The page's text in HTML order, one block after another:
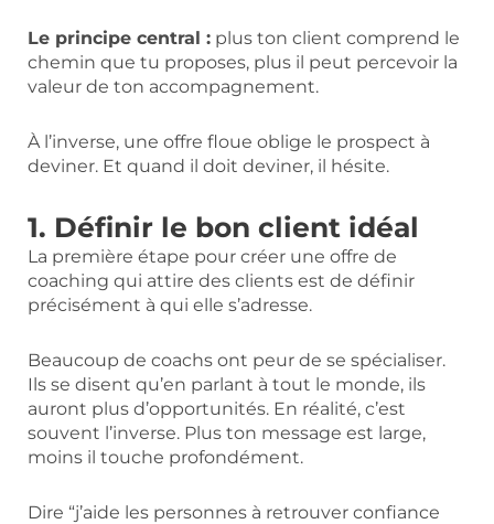
Le principe central : plus ton client comprend le
chemin que tu proposes, plus il peut percevoir la
valeur de ton accompagnement.
À l’inverse, une offre floue oblige le prospect à
deviner. Et quand il doit deviner, il hésite.
1. Définir le bon client idéal
La première étape pour créer une offre de
coaching qui attire des clients est de définir
précisément à qui elle s’adresse.
Beaucoup de coachs ont peur de se spécialiser.
Ils se disent qu’en parlant à tout le monde, ils
auront plus d’opportunités. En réalité, c’est
souvent l’inverse. Plus ton message est large,
moins il touche profondément.
Dire “j’aide les personnes à retrouver confiance